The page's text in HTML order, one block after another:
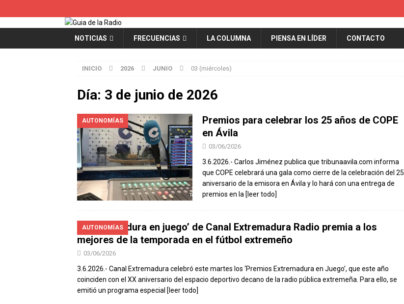
NOTICIAS FRECUENCIAS LA COLUMNA PIENSA EN LÍDER CONTACTO
INICIO 2026 JUNIO 03 (miércoles)
Día: 3 de junio de 2026
AUTONOMÍAS
Premios para celebrar los 25 años de COPE
en Ávila
03/06/2026
3.6.2026.- Carlos Jiménez publica que tribunaavila.com informa
que COPE celebrará una gala como cierre de la celebración del 25
aniversario de la emisora en Ávila y lo hará con una entrega de
premios en la [leer todo]
AUTONOMÍAS
‘Extremadura en juego’ de Canal Extremadura Radio premia a los
mejores de la temporada en el fútbol extremeño
03/06/2026
3.6.2026.- Canal Extremadura celebró este martes los ‘Premios Extremadura en Juego’, que este año
coinciden con el XX aniversario del espacio deportivo decano de la radio pública extremeña. Para ello, se
emitió un programa especial [leer todo]